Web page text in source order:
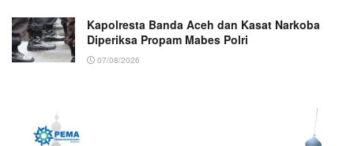
Kapolresta Banda Aceh dan Kasat Narkoba
Diperiksa Propam Mabes Polri
07/08/2026